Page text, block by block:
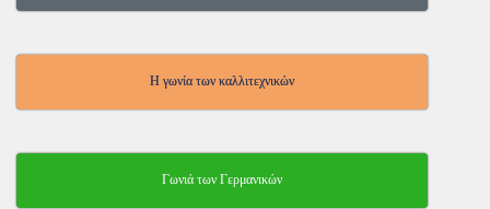
Η γωνία των καλλιτεχνικών
Γωνιά των Γερμανικών